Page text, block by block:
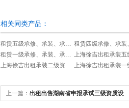
相关同类产品：
租赁五级承修、承装、承试类资质试验设备
租赁一级承修、承装、承试类资质试验设备
上海徐吉出租承装二级资质设备
上一篇： 出租出售湖南省申报承试三级资质设